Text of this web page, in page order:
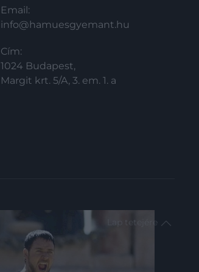
Email:
info@hamuesgyemant.hu
Cím:
1024 Budapest,
Margit krt. 5/A, 3. em. 1. a
Lap tetejére